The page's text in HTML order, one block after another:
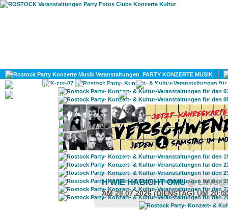
PARTY KONZERTE MUSIK
KULTUR
GAY
H WIE HABICHT OMU@
AM 28.07.2026 (DIENSTAG) UM